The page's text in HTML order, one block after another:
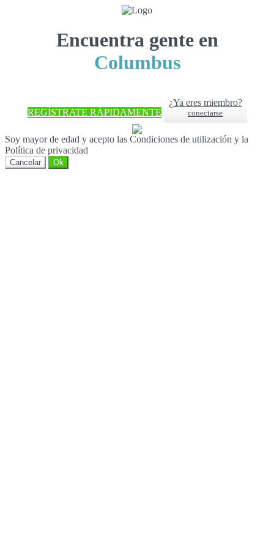
Encuentra gente en
Columbus
REGÍSTRATE RÁPIDAMENTE
¿Ya eres miembro?
conectarse
Soy mayor de edad y acepto las Condiciones de utilización y la
Política de privacidad
Cancelar Ok